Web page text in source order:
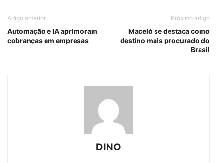
Artigo anterior
Automação e IA aprimoram
cobranças em empresas
Próximo artigo
Maceió se destaca como
destino mais procurado do
Brasil
DINO